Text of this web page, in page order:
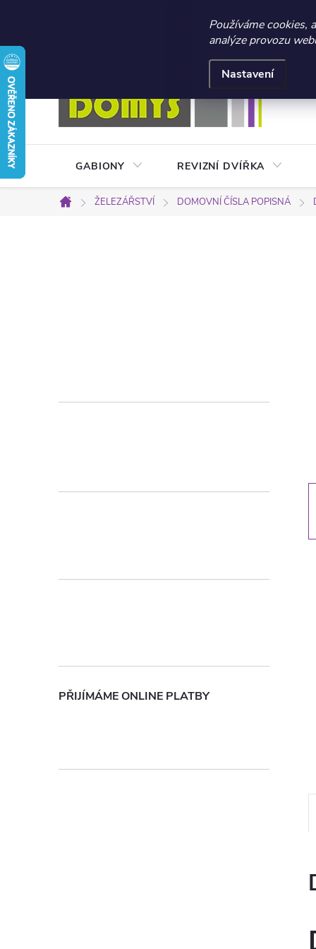
☀️ LETNÍ AKCE
Používáme cookies,
analýze provozu
Nastavení
Přejít
na
obsah
Obchodní podmínky
GABIONY REVIZNÍ DVÍŘKA
Domů
ŽELEZÁŘSTVÍ DOMOVNÍ ČÍSLA POPISNÁ
r
p
e
PŘIJÍMÁME ONLINE PLATBY